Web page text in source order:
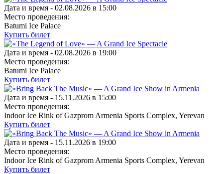
Дата и время - 02.08.2026 в 15:00
Место проведения:
Batumi Ice Palace
Купить билет
Дата и время - 02.08.2026 в 19:00
Место проведения:
Batumi Ice Palace
Купить билет
Дата и время - 15.11.2026 в 15:00
Место проведения:
Indoor Ice Rink of Gazprom Armenia Sports Complex, Yerevan
Купить билет
Дата и время - 15.11.2026 в 19:00
Место проведения:
Indoor Ice Rink of Gazprom Armenia Sports Complex, Yerevan
Купить билет